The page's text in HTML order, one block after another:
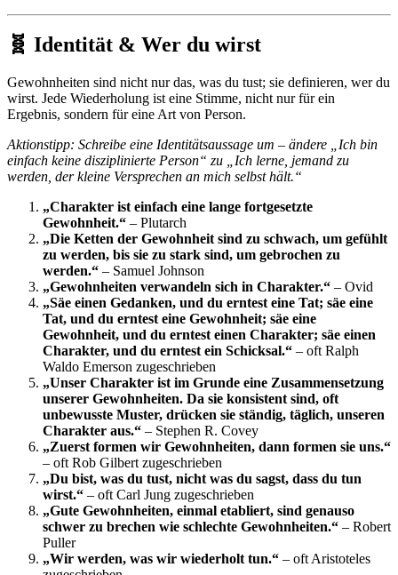
🧬 Identität & Wer du wirst
Gewohnheiten sind nicht nur das, was du tust; sie definieren, wer du
wirst. Jede Wiederholung ist eine Stimme, nicht nur für ein
Ergebnis, sondern für eine Art von Person.
Aktionstipp: Schreibe eine Identitätsaussage um – ändere „Ich bin
einfach keine disziplinierte Person“ zu „Ich lerne, jemand zu
werden, der kleine Versprechen an mich selbst hält.“
„Charakter ist einfach eine lange fortgesetzte
Gewohnheit.“ – Plutarch
„Die Ketten der Gewohnheit sind zu schwach, um gefühlt
zu werden, bis sie zu stark sind, um gebrochen zu
werden.“ – Samuel Johnson
„Gewohnheiten verwandeln sich in Charakter.“ – Ovid
„Säe einen Gedanken, und du erntest eine Tat; säe eine
Tat, und du erntest eine Gewohnheit; säe eine
Gewohnheit, und du erntest einen Charakter; säe einen
Charakter, und du erntest ein Schicksal.“ – oft Ralph
Waldo Emerson zugeschrieben
„Unser Charakter ist im Grunde eine Zusammensetzung
unserer Gewohnheiten. Da sie konsistent sind, oft
unbewusste Muster, drücken sie ständig, täglich, unseren
Charakter aus.“ – Stephen R. Covey
„Zuerst formen wir Gewohnheiten, dann formen sie uns.“
– oft Rob Gilbert zugeschrieben
„Du bist, was du tust, nicht was du sagst, dass du tun
wirst.“ – oft Carl Jung zugeschrieben
„Gute Gewohnheiten, einmal etabliert, sind genauso
schwer zu brechen wie schlechte Gewohnheiten.“ – Robert
Puller
„Wir werden, was wir wiederholt tun.“ – oft Aristoteles